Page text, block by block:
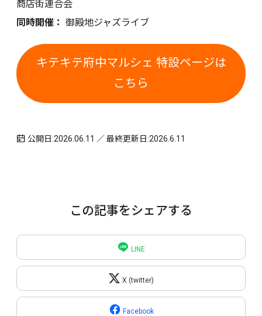
商店街連合会
同時開催： 御殿地ジャズライブ
キテキテ府中マルシェ 特設ページは
こちら
公開日:2026.06.11 ／ 最終更新日:2026.6.11
この記事をシェアする
LINE
X (twitter)
Facebook